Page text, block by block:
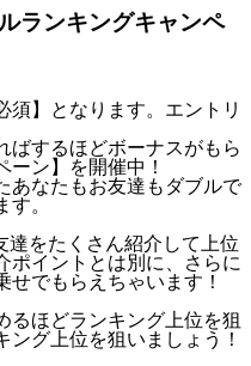
ランキングキャンペ
】となります。エントリ
ばするほどボーナスがもら
ーン】を開催中！
あなたもお友達もダブルで
。
達をたくさん紹介して上位
ポイントとは別に、さらに
でもらえちゃいます！
るほどランキング上位を狙
ング上位を狙いましょう！